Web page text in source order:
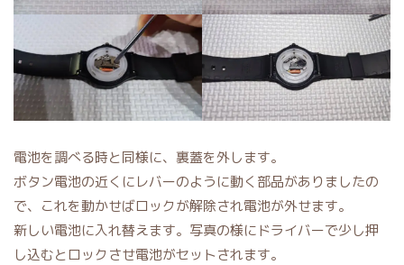
電池を調べる時と同様に、裏蓋を外します。
ボタン電池の近くにレバーのように動く部品がありましたの
で、これを動かせばロックが解除され電池が外せます。
新しい電池に入れ替えます。写真の様にドライバーで少し押
し込むとロックさせ電池がセットされます。